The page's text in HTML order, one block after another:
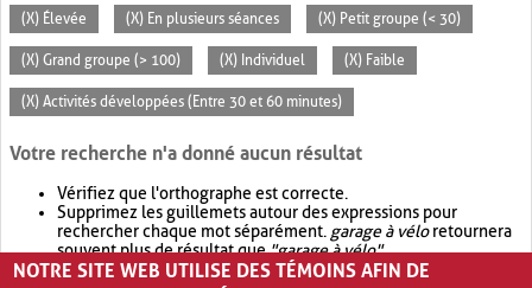
(X) Élevée (X) En plusieurs séances (X) Petit groupe (< 30)
(X) Grand groupe (> 100) (X) Individuel (X) Faible
(X) Activités développées (Entre 30 et 60 minutes)
Votre recherche n'a donné aucun résultat
Vérifiez que l'orthographe est correcte.
Supprimez les guillemets autour des expressions pour
rechercher chaque mot séparément. garage à véloretournera
souvent plus de résultat que"garage à vélo".
Envisagez d'élargir votre recherche avec OR.garage OR vélo
NOTRE SITE WEB UTILISE DES TÉMOINS AFIN DE